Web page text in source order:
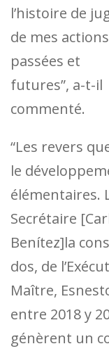
l’histoire de
de mes actions
passées et
futures”, a-t-il
commenté.
“Les revers
le
élémentaires.
Secrétaire
Benítez]la
dos, de
Maître,
entre 2018 y
génèrent un